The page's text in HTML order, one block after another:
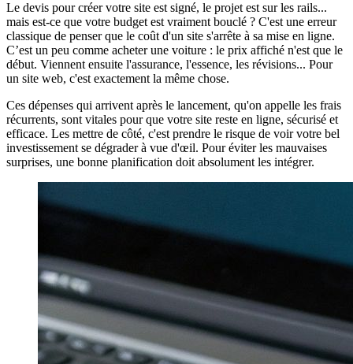
Le devis pour créer votre site est signé, le projet est sur les rails...
mais est-ce que votre budget est vraiment bouclé ? C'est une erreur
classique de penser que le coût d'un site s'arrête à sa mise en ligne.
C’est un peu comme acheter une voiture : le prix affiché n'est que le
début. Viennent ensuite l'assurance, l'essence, les révisions... Pour
un site web, c'est exactement la même chose.
Ces dépenses qui arrivent après le lancement, qu'on appelle les frais
récurrents, sont vitales pour que votre site reste en ligne, sécurisé et
efficace. Les mettre de côté, c'est prendre le risque de voir votre bel
investissement se dégrader à vue d'œil. Pour éviter les mauvaises
surprises, une bonne planification doit absolument les intégrer.